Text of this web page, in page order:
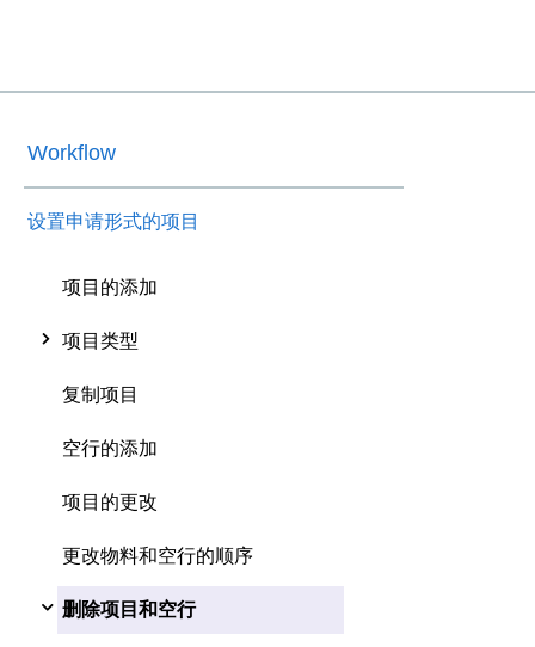
Workflow
设置申请形式的项目
项目的添加
项目类型
复制项目
空行的添加
项目的更改
更改物料和空行的顺序
删除项目和空行